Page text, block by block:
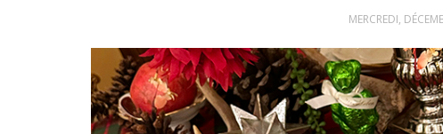
MERCREDI,